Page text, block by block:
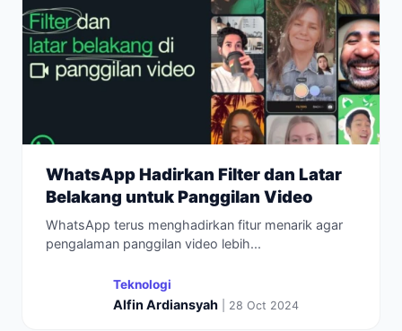
WhatsApp Hadirkan Filter dan Latar
Belakang untuk Panggilan Video
WhatsApp terus menghadirkan fitur menarik agar
pengalaman panggilan video lebih...
Teknologi
Alfin Ardiansyah | 28 Oct 2024